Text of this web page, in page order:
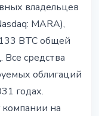
15 133
владельцев
MARA),
BTC общей
средства
облигаций
годах.
на